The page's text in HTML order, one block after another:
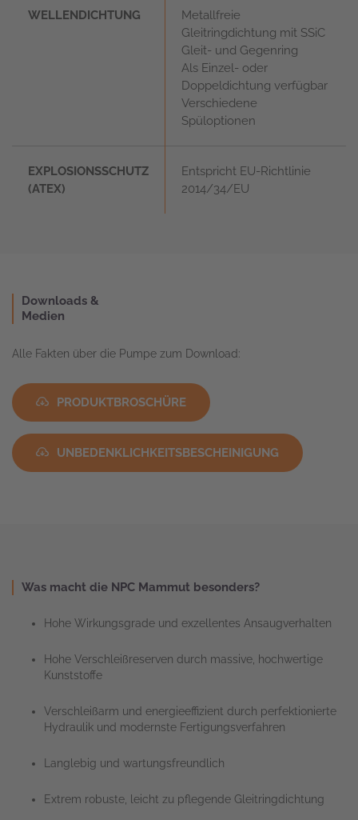
WELLENDICHTUNG
Metallfreie
Gleitringdichtung mit SSiC
Gleit- und Gegenring
Als Einzel- oder
Doppeldichtung verfügbar
Verschiedene
Spüloptionen
EXPLOSIONSSCHUTZ
(ATEX)
Entspricht EU-Richtlinie
2014/34/EU
Downloads &
Medien
Alle Fakten über die Pumpe zum Download:
PRODUKTBROSCHÜRE
UNBEDENKLICHKEITSBESCHEINIGUNG
Was macht die NPC Mammut besonders?
Hohe Wirkungsgrade und exzellentes Ansaugverhalten
Hohe Verschleißreserven durch massive, hochwertige
Kunststoffe
Verschleißarm und energieeffizient durch perfektionierte
Hydraulik und modernste Fertigungsverfahren
Langlebig und wartungsfreundlich
Extrem robuste, leicht zu pflegende Gleitringdichtung